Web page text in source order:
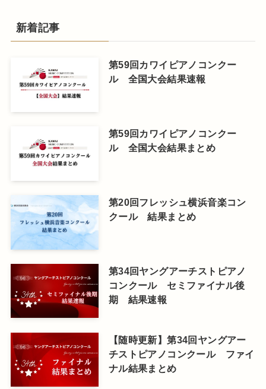
新着記事
第59回カワイピアノコンクー
ル 全国大会結果速報
第59回カワイピアノコンクー
ル 全国大会結果まとめ
第20回フレッシュ横浜音楽コン
クール 結果まとめ
第34回ヤングアーチストピアノ
コンクール セミファイナル後
期 結果速報
【随時更新】第34回ヤングアー
チストピアノコンクール ファイ
ナル結果まとめ